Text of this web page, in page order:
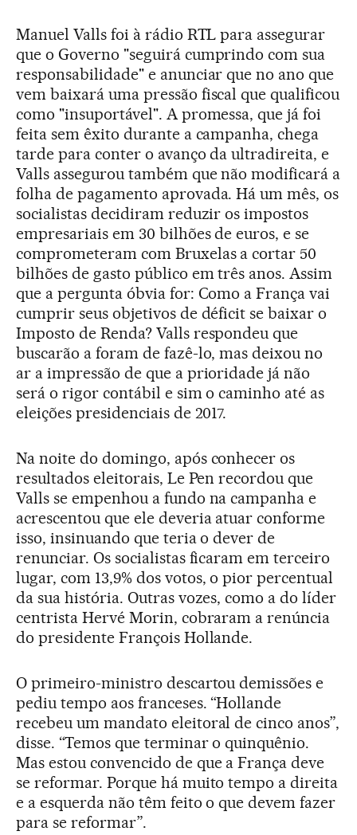
Manuel Valls foi à rádio RTL para assegurar
que o Governo "seguirá cumprindo com sua
responsabilidade" e anunciar que no ano que
vem baixará uma pressão fiscal que qualificou
como "insuportável". A promessa, que já foi
feita sem êxito durante a campanha, chega
tarde para conter o avanço da ultradireita, e
Valls assegurou também que não modificará a
folha de pagamento aprovada. Há um mês, os
socialistas decidiram reduzir os impostos
empresariais em 30 bilhões de euros, e se
comprometeram com Bruxelas a cortar 50
bilhões de gasto público em três anos. Assim
que a pergunta óbvia for: Como a França vai
cumprir seus objetivos de déficit se baixar o
Imposto de Renda? Valls respondeu que
buscarão a foram de fazê-lo, mas deixou no
ar a impressão de que a prioridade já não
será o rigor contábil e sim o caminho até as
eleições presidenciais de 2017.
Na noite do domingo, após conhecer os
resultados eleitorais, Le Pen recordou que
Valls se empenhou a fundo na campanha e
acrescentou que ele deveria atuar conforme
isso, insinuando que teria o dever de
renunciar. Os socialistas ficaram em terceiro
lugar, com 13,9% dos votos, o pior percentual
da sua história. Outras vozes, como a do líder
centrista Hervé Morin, cobraram a renúncia
do presidente François Hollande.
O primeiro-ministro descartou demissões e
pediu tempo aos franceses. “Hollande
recebeu um mandato eleitoral de cinco anos”,
disse. “Temos que terminar o quinquênio.
Mas estou convencido de que a França deve
se reformar. Porque há muito tempo a direita
e a esquerda não têm feito o que devem fazer
para se reformar”.